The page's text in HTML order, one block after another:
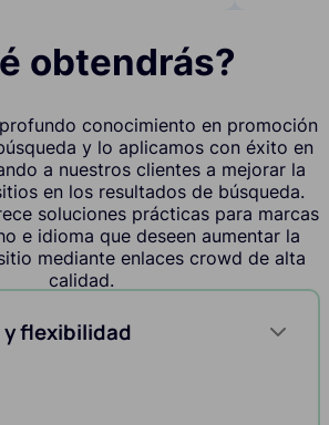
obtendrás?
conocimiento en promoción
y lo aplicamos con éxito en
a nuestros clientes a mejorar la
en los resultados de búsqueda.
soluciones prácticas para marcas
e idioma que deseen aumentar la
mediante enlaces crowd de alta
calidad.
y flexibilidad